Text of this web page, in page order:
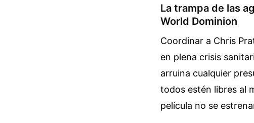
La trampa de las
World Dominion
Coordinar a Chris
en plena crisis
arruina cualquier
todos estén libres al
película no se